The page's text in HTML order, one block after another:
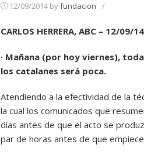
12/09/2014byfundacion /
CARLOS HERRERA, ABC – 12/09/14
· Mañana (por hoy viernes),
los catalanes será poca.
Atendiendo a la efectividad de la
la cual los comunicados que
días antes de que el acto se
par de horas antes de que